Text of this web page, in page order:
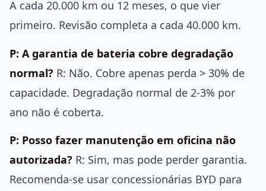
A cada 20.000 km ou 12 meses, o que vier
primeiro. Revisão completa a cada 40.000 km.
P: A garantia de bateria cobre degradação
normal? R: Não. Cobre apenas perda > 30% de
capacidade. Degradação normal de 2-3% por
ano não é coberta.
P: Posso fazer manutenção em oficina não
autorizada? R: Sim, mas pode perder garantia.
Recomenda-se usar concessionárias BYD para